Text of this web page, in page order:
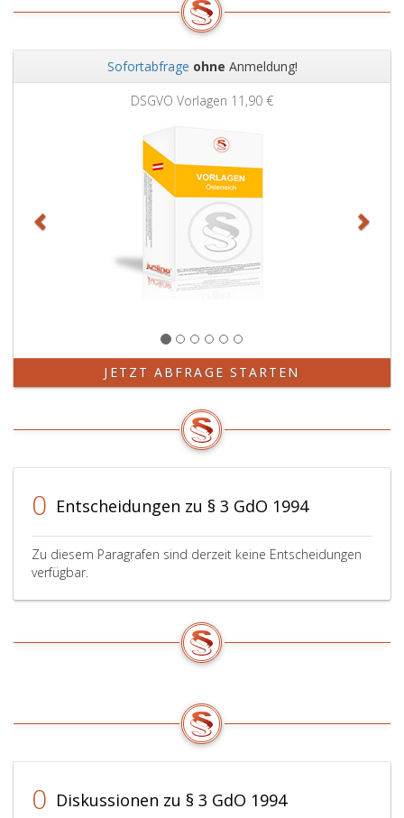
Sofortabfrage ohne Anmeldung!
DSGVO Vorlagen 11,90 €
JETZT ABFRAGE STARTEN
0 Entscheidungen zu § 3 GdO 1994
Zu diesem Paragrafen sind derzeit keine Entscheidungen
verfügbar.
0 Diskussionen zu § 3 GdO 1994